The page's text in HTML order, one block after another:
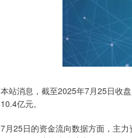
本站消息，截至2025年7月25日收
10.4亿元。
7月25日的资金流向数据方面，主